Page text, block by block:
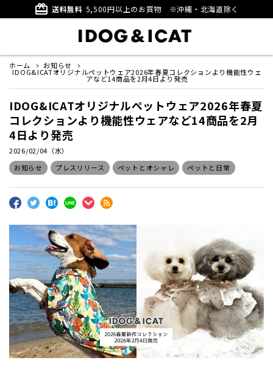
card_giftcard 送料無料 5,500円以上のお買物 ※沖縄・北海道除く
ホーム お知らせ
IDOG&ICATオリジナルペットウェア2026年春夏コレクションより機能性ウェ
アなど14商品を2月4日より発売
IDOG&ICATオリジナルペットウェア2026年春夏
コレクションより機能性ウェアなど14商品を2月
4日より発売
2026/02/04（水）
お知らせ
プレスリリース ペットとオシャレ ペットと日常